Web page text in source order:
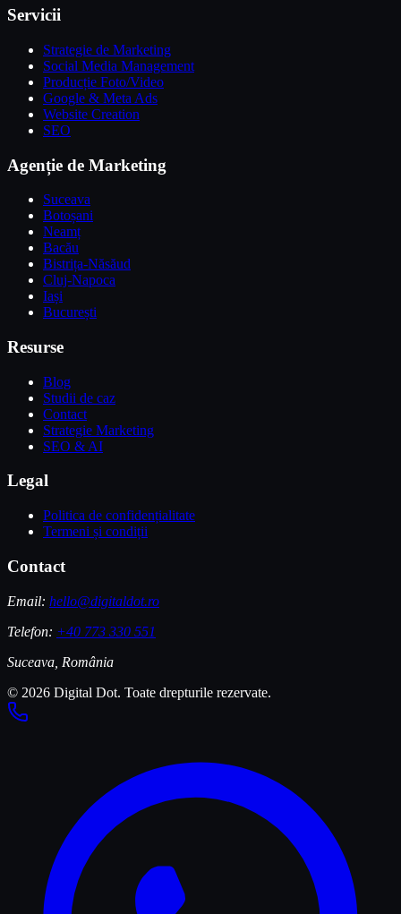
Servicii
Strategie de Marketing
Social Media Management
Producție Foto/Video
Google & Meta Ads
Website Creation
SEO
Agenție de Marketing
Suceava
Botoșani
Neamț
Bacău
Bistrița-Năsăud
Cluj-Napoca
Iași
București
Resurse
Blog
Studii de caz
Contact
Strategie Marketing
SEO & AI
Legal
Politica de confidențialitate
Termeni și condiții
Contact
Email: hello@digitaldot.ro
Telefon: +40 773 330 551
Suceava, România
© 2026 Digital Dot. Toate drepturile rezervate.